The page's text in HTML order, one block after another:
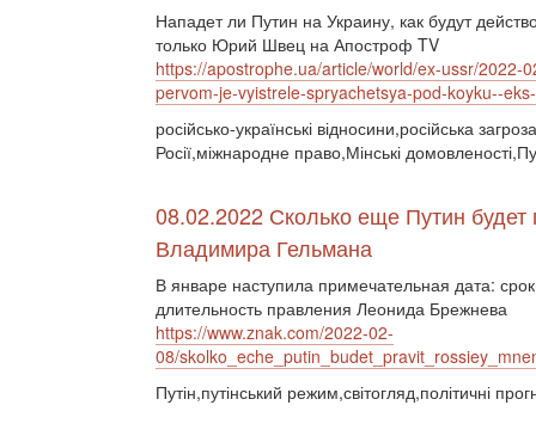
Нападет ли Путин на Украину, как будут
только Юрий Швец на Апостроф TV
https://apostrophe.ua/article/world/ex-ussr/
pervom-je-vyistrele-spryachetsya-pod-koyku--
російсько-українські відносини,російська
Росії,міжнародне право,Мінські
08.02.2022 Сколько еще Путин
Владимира Гельмана
В январе наступила примечательная дата:
длительность правления Леонида Брежнева
https://www.znak.com/2022-02-
08/
Путін,путінський режим,світогляд,політичні